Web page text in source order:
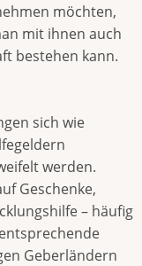
möchten,
mit ihnen auch
bestehen kann.
sich wie
werden.
Geschenke,
– häufig
Geberländern